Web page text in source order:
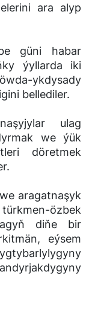
ara alyp
güni habar
ýyllarda iki
ykdysady
bellediler.
ulag
we ýük
döretmek
aragatnaşyk
özbek
diňe bir
eýsem